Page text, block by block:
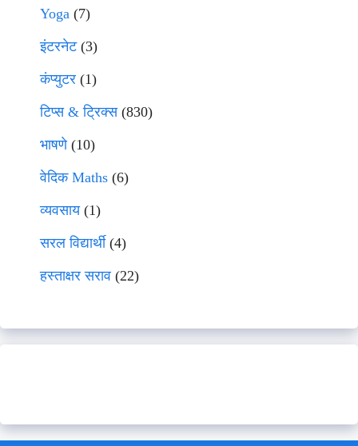
Yoga (7)
इंटरनेट(3)
कंप्युटर (1)
टिप्स & ट्रिक्स(830)
भाषणे(10)
वेदिक Maths (6)
व्यवसाय(1)
सरल विद्यार्थी(4)
हस्ताक्षर सराव (22)